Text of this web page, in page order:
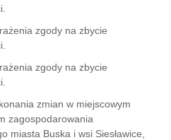
zgody na zbycie
zgody na zbycie
zmian w miejscowym
zagospodarowania
miasta Buska i wsi Siesławice,